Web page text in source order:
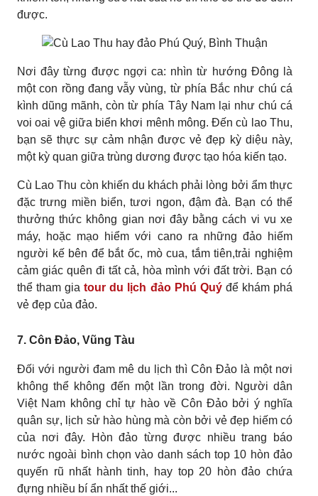
được.
Nơi đây từng được ngợi ca: nhìn từ hướng Đông là
một con rồng đang vẫy vùng, từ phía Bắc như chú cá
kình dũng mãnh, còn từ phía Tây Nam lại như chú cá
voi oai vệ giữa biển khơi mênh mông. Đến cù lao Thu,
bạn sẽ thực sự cảm nhận được vẻ đẹp kỳ diệu này,
một kỳ quan giữa trùng dương được tạo hóa kiến tạo.
Cù Lao Thu còn khiến du khách phải lòng bởi ẩm thực
đặc trưng miền biển, tươi ngon, đậm đà. Bạn có thể
thưởng thức không gian nơi đây bằng cách vi vu xe
máy, hoặc mạo hiểm với cano ra những đảo hiếm
người kế bên để bắt ốc, mò cua, tắm tiên,trải nghiệm
cảm giác quên đi tất cả, hòa mình với đất trời. Bạn có
thể tham giatour du lịch đảo Phú Quýđể khám phá
vẻ đẹp của đảo.
7. Côn Đảo, Vũng Tàu
Đối với người đam mê du lịch thì Côn Đảo là một nơi
không thể không đến một lần trong đời. Người dân
Việt Nam không chỉ tự hào về Côn Đảo bởi ý nghĩa
quân sự, lịch sử hào hùng mà còn bởi vẻ đẹp hiếm có
của nơi đây. Hòn đảo từng được nhiều trang báo
nước ngoài bình chọn vào danh sách top 10 hòn đảo
quyến rũ nhất hành tinh, hay top 20 hòn đảo chứa
đựng nhiều bí ẩn nhất thế giới...